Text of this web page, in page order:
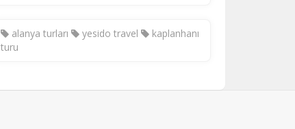
alanya turları yesido travel
kaplanhanı
turu